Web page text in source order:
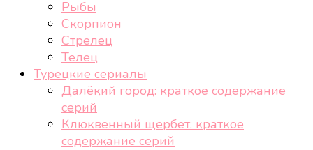
Рыбы
Скорпион
Стрелец
Телец
Турецкие сериалы
Далёкий город: краткое содержание
серий
Клюквенный щербет: краткое
содержание серий